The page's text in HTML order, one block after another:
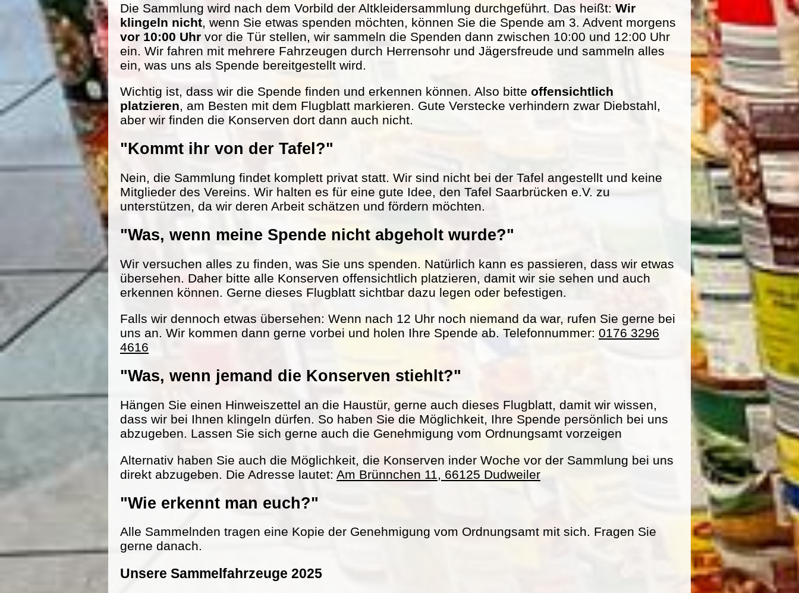
Die Sammlung wird nach dem Vorbild der Altkleidersammlung durchgeführt. Das heißt: Wir
klingeln nicht , wenn Sie etwas spenden möchten, können Sie die Spende am 3. Advent morgens
vor 10:00 Uhr vor die Tür stellen, wir sammeln die Spenden dann zwischen 10:00 und 12:00 Uhr
ein. Wir fahren mit mehrere Fahrzeugen durch Herrensohr und Jägersfreude und sammeln alles
ein, was uns als Spende bereitgestellt wird.
Wichtig ist, dass wir die Spende finden und erkennen können. Also bitte offensichtlich
platzieren, am Besten mit dem Flugblatt markieren. Gute Verstecke verhindern zwar Diebstahl,
aber wir finden die Konserven dort dann auch nicht.
"Kommt ihr von der Tafel?"
Nein, die Sammlung findet komplett privat statt. Wir sind nicht bei der Tafel angestellt und keine
Mitglieder des Vereins. Wir halten es für eine gute Idee, den Tafel Saarbrücken e.V. zu
unterstützen, da wir deren Arbeit schätzen und fördern möchten.
"Was, wenn meine Spende nicht abgeholt wurde?"
Wir versuchen alles zu finden, was Sie uns spenden. Natürlich kann es passieren, dass wir etwas
übersehen. Daher bitte alle Konserven offensichtlich platzieren, damit wir sie sehen und auch
erkennen können. Gerne dieses Flugblatt sichtbar dazu legen oder befestigen.
Falls wir dennoch etwas übersehen: Wenn nach 12 Uhr noch niemand da war, rufen Sie gerne bei
uns an. Wir kommen dann gerne vorbei und holen Ihre Spende ab. Telefonnummer: 0176 3296
4616
"Was, wenn jemand die Konserven stiehlt?"
Hängen Sie einen Hinweiszettel an die Haustür, gerne auch dieses Flugblatt, damit wir wissen,
dass wir bei Ihnen klingeln dürfen. So haben Sie die Möglichkeit, Ihre Spende persönlich bei uns
abzugeben. Lassen Sie sich gerne auch die Genehmigung vom Ordnungsamt vorzeigen
Alternativ haben Sie auch die Möglichkeit, die Konserven inder Woche vor der Sammlung bei uns
direkt abzugeben. Die Adresse lautet: Am Brünnchen 11, 66125 Dudweiler
"Wie erkennt man euch?"
Alle Sammelnden tragen eine Kopie der Genehmigung vom Ordnungsamt mit sich. Fragen Sie
gerne danach.
Unsere Sammelfahrzeuge 2025